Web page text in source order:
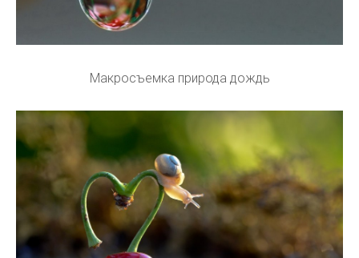
Макросъемка природа дождь